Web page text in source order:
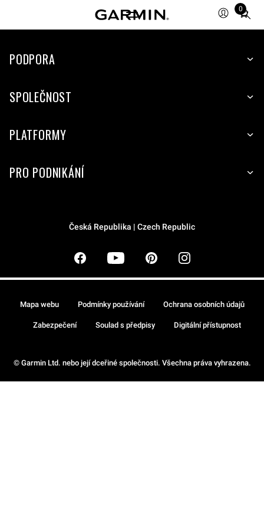
0
Total
items
cart:
PODPORA
SPOLEČNOST
PLATFORMY
PRO PODNIKÁNÍ
Česká Republika | Czech Republic
© Garmin Ltd. nebo její dceřiné společnosti. Všechna práva vyhrazena.
Mapa webu Podmínky používání Ochrana osobních údajů
Zabezpečení Soulad s předpisy Digitální přístupnost